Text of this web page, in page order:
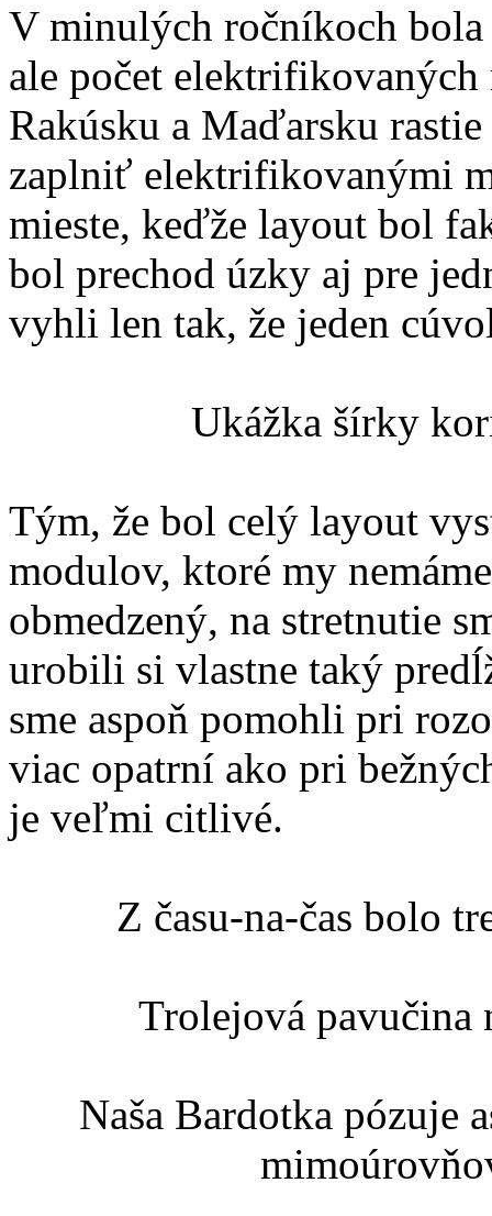
V minulých ročníkoch
ale počet
Rakúsku a Maďarsku
zaplniť elektrifikovanými
mieste, keďže layout bol
bol prechod úzky aj pre
vyhli len tak, že jeden
Ukážka šírky
Tým, že bol celý layout
modulov, ktoré my
obmedzený, na stretnutie
urobili si vlastne taký
sme aspoň pomohli pri
viac opatrní ako pri
je veľmi citlivé.
Z času-na-čas bolo
Trolejová pavučina
Naša Bardotka pózuje